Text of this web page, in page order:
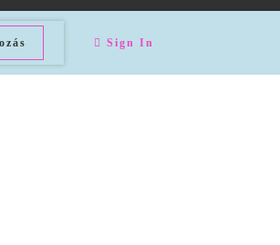
Sign In